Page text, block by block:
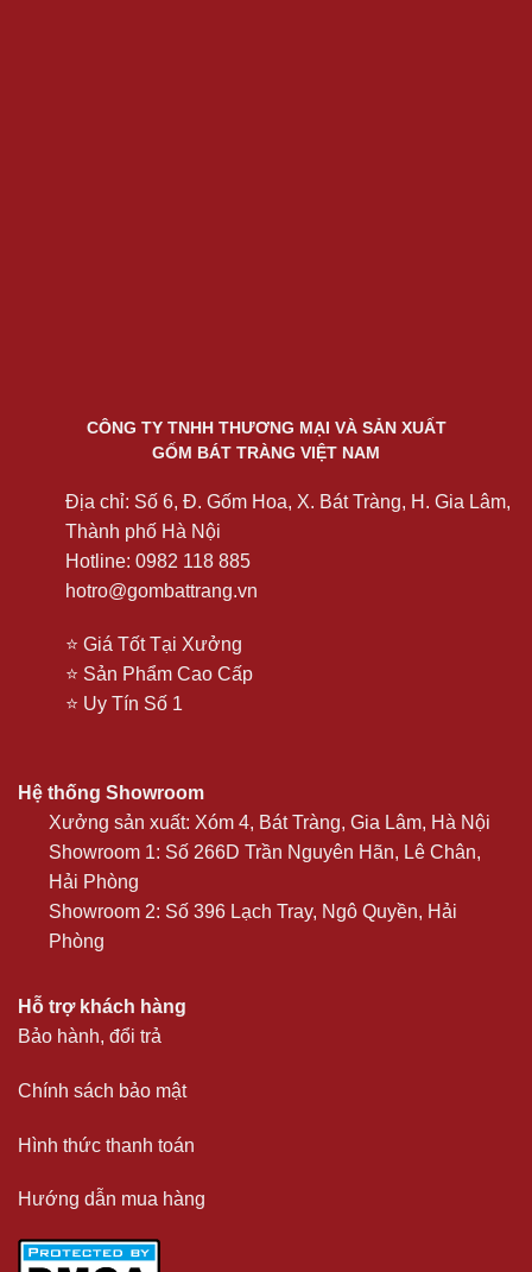
CÔNG TY TNHH THƯƠNG MẠI VÀ SẢN XUẤT
GỐM BÁT TRÀNG VIỆT NAM
Địa chỉ: Số 6, Đ. Gốm Hoa, X. Bát Tràng, H. Gia Lâm,
Thành phố Hà Nội
Hotline: 0982 118 885
hotro@gombattrang.vn
⭐ Giá Tốt Tại Xưởng
⭐ Sản Phẩm Cao Cấp
⭐ Uy Tín Số 1
Hệ thống Showroom
Xưởng sản xuất: Xóm 4, Bát Tràng, Gia Lâm, Hà Nội
Showroom 1: Số 266D Trần Nguyên Hãn, Lê Chân,
Hải Phòng
Showroom 2: Số 396 Lạch Tray, Ngô Quyền, Hải
Phòng
Hỗ trợ khách hàng
Bảo hành, đổi trả
Chính sách bảo mật
Hình thức thanh toán
Hướng dẫn mua hàng